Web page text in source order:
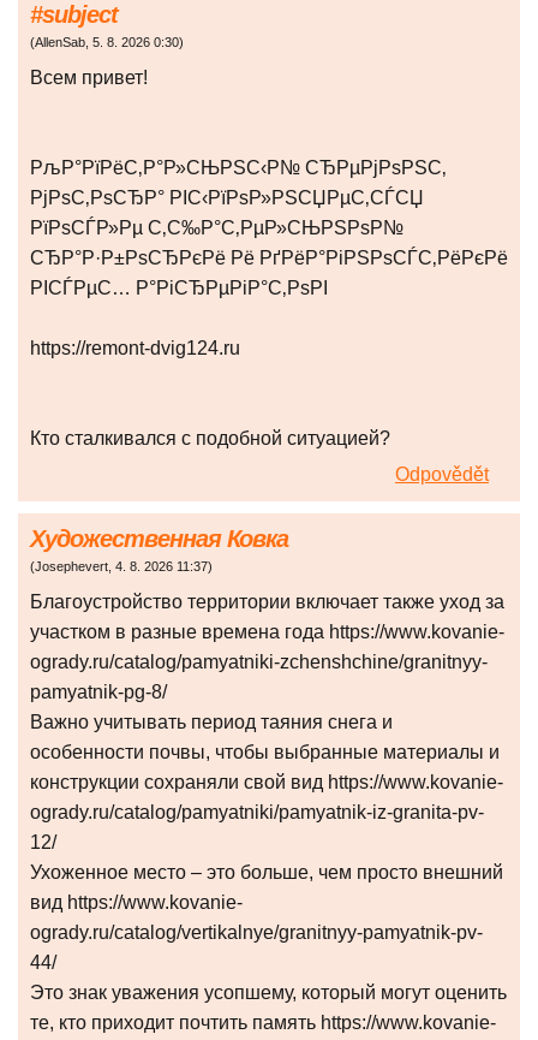
#subject
(AllenSab, 5. 8. 2026 0:30)
Всем привет!
РљР°РїРёС‚Р°Р»СЊРЅС‹Р№ СЂРµРјРѕРЅС‚
РјРѕС‚РѕСЂР° РІС‹РїРѕР»РЅСЏРµС‚СЃСЏ
РїРѕСЃР»Рµ С‚С‰Р°С‚РµР»СЊРЅРѕР№
СЂР°Р·Р±РѕСЂРєРё Рё РґРёР°РіРЅРѕСЃС‚РёРєРё
РІСЃРµС… Р°РіСЂРµРіР°С‚РѕРІ
https://remont-dvig124.ru
Кто сталкивался с подобной ситуацией?
Odpovědět
Художественная Ковка
(Josephevert, 4. 8. 2026 11:37)
Благоустройство территории включает также уход за
участком в разные времена года https://www.kovanie-
ogrady.ru/catalog/pamyatniki-zchenshchine/granitnyy-
pamyatnik-pg-8/
Важно учитывать период таяния снега и
особенности почвы, чтобы выбранные материалы и
конструкции сохраняли свой вид https://www.kovanie-
ogrady.ru/catalog/pamyatniki/pamyatnik-iz-granita-pv-
12/
Ухоженное место – это больше, чем просто внешний
вид https://www.kovanie-
ogrady.ru/catalog/vertikalnye/granitnyy-pamyatnik-pv-
44/
Это знак уважения усопшему, который могут оценить
те, кто приходит почтить память https://www.kovanie-